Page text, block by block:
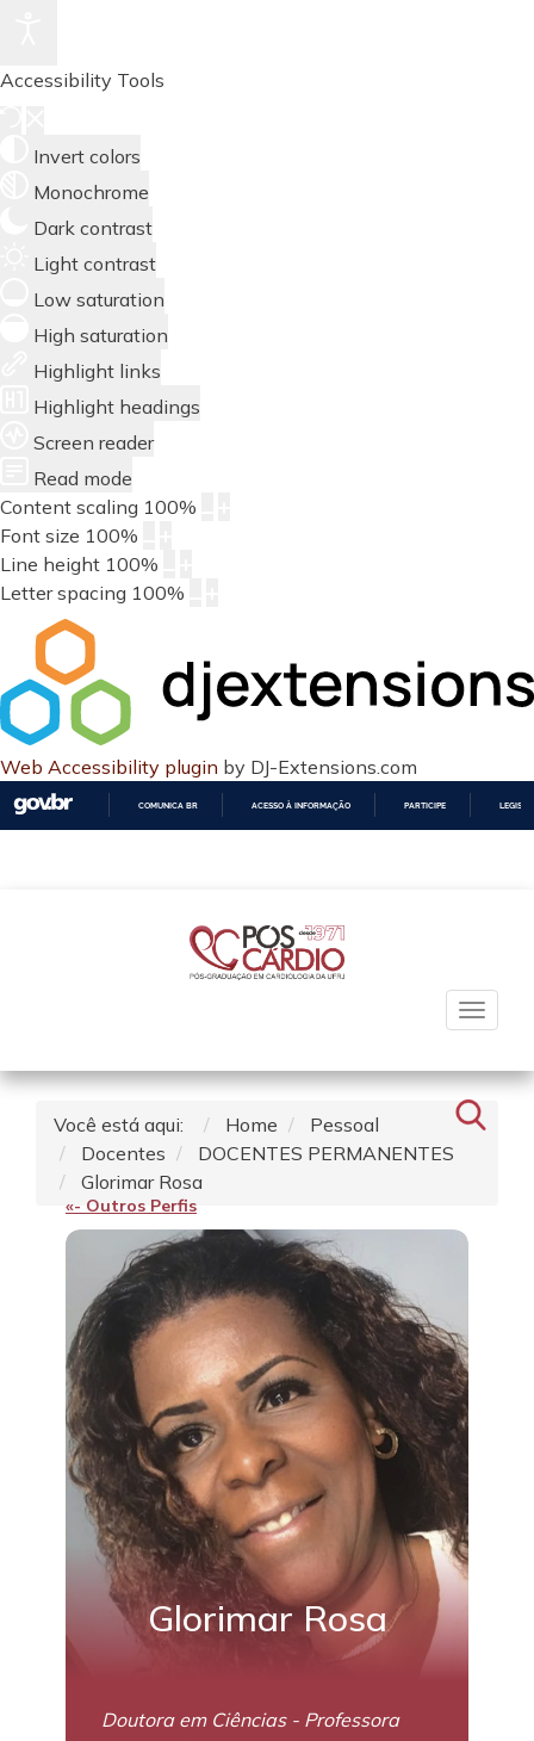
Accessibility Tools
Invert colors
Monochrome
Dark contrast
Light contrast
Low saturation
High saturation
Highlight links
Highlight headings
Screen reader
Read mode
Content scaling 100%
Font size 100%
Line height 100%
Letter spacing 100%
Web Accessibility plugin by DJ-Extensions.com
COMUNICA BR ACESSO À INFORMAÇÃO PARTICIPE
Toggle
Você está aqui: Home
Pessoal
Docentes
DOCENTES PERMANENTES
Glorimar Rosa
«- Outros Perfis
Glorimar Rosa
Doutora em Ciências - Professora